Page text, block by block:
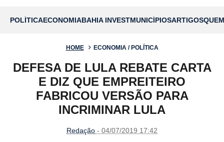
POLÍTICAECONOMIABAHIA INVESTMUNICÍPIOSARTIGOS
HOME ECONOMIA / POLÍTICA
DEFESA DE LULA REBATE CARTA
E DIZ QUE EMPREITEIRO
FABRICOU VERSÃO PARA
INCRIMINAR LULA
Redação - 04/07/2019 17:42